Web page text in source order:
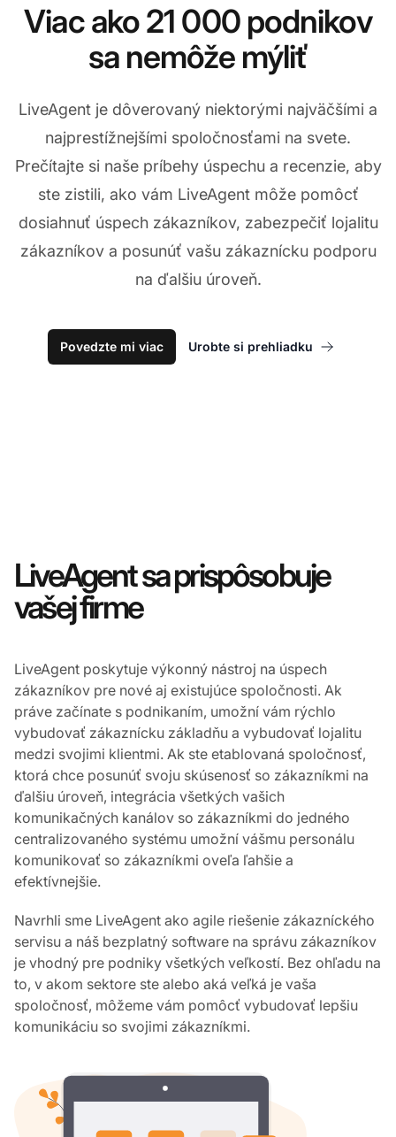
Viac ako 21 000 podnikov
sa nemôže mýliť
LiveAgent je dôverovaný niektorými najväčšími a
najprestížnejšími spoločnosťami na svete.
Prečítajte si naše príbehy úspechu a recenzie, aby
ste zistili, ako vám LiveAgent môže pomôcť
dosiahnuť úspech zákazníkov, zabezpečiť lojalitu
zákazníkov a posunúť vašu zákaznícku podporu
na ďalšiu úroveň.
Povedzte mi viac Urobte si prehliadku
LiveAgent sa prispôsobuje
vašej firme
LiveAgent poskytuje výkonný nástroj na úspech
zákazníkov pre nové aj existujúce spoločnosti. Ak
práve začínate s podnikaním, umožní vám rýchlo
vybudovať zákaznícku základňu a vybudovať lojalitu
medzi svojimi klientmi. Ak ste etablovaná spoločnosť,
ktorá chce posunúť svoju skúsenosť so zákazníkmi na
ďalšiu úroveň, integrácia všetkých vašich
komunikačných kanálov so zákazníkmi do jedného
centralizovaného systému umožní vášmu personálu
komunikovať so zákazníkmi oveľa ľahšie a
efektívnejšie.
Navrhli sme LiveAgent ako agile riešenie zákazníckého
servisu a náš bezplatný software na správu zákazníkov
je vhodný pre podniky všetkých veľkostí. Bez ohľadu na
to, v akom sektore ste alebo aká veľká je vaša
spoločnosť, môžeme vám pomôcť vybudovať lepšiu
komunikáciu so svojimi zákazníkmi.